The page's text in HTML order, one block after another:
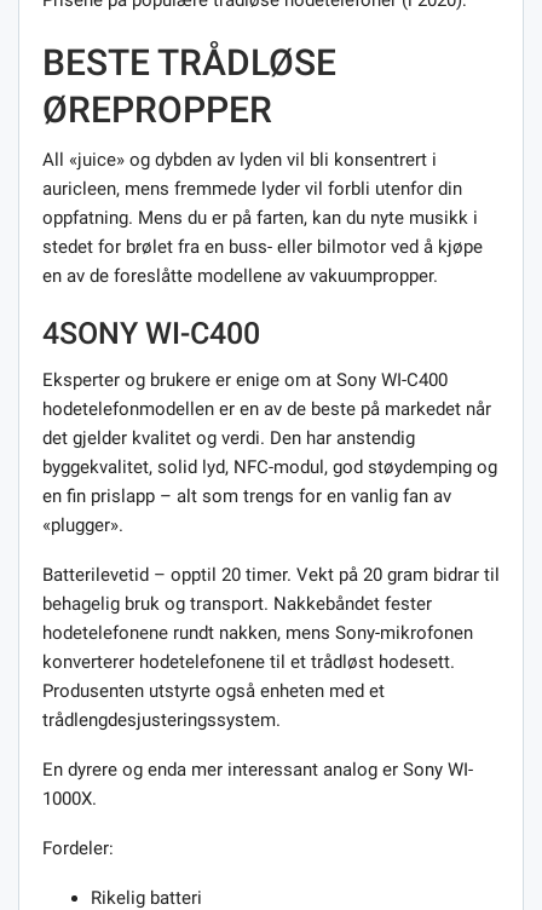
BESTE TRÅDLØSE
ØREPROPPER
All «juice» og dybden av lyden vil bli konsentrert i
auricleen, mens fremmede lyder vil forbli utenfor din
oppfatning. Mens du er på farten, kan du nyte musikk i
stedet for brølet fra en buss- eller bilmotor ved å kjøpe
en av de foreslåtte modellene av vakuumpropper.
4SONY WI-C400
Eksperter og brukere er enige om at Sony WI-C400
hodetelefonmodellen er en av de beste på markedet når
det gjelder kvalitet og verdi. Den har anstendig
byggekvalitet, solid lyd, NFC-modul, god støydemping og
en fin prislapp – alt som trengs for en vanlig fan av
«plugger».
Batterilevetid – opptil 20 timer. Vekt på 20 gram bidrar til
behagelig bruk og transport. Nakkebåndet fester
hodetelefonene rundt nakken, mens Sony-mikrofonen
konverterer hodetelefonene til et trådløst hodesett.
Produsenten utstyrte også enheten med et
trådlengdesjusteringssystem.
En dyrere og enda mer interessant analog er Sony WI-
1000X.
Fordeler:
Rikelig batteri